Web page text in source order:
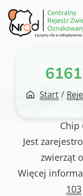
Przejdź
do
treści
Start /
Chip
Jest
zwierząt
Więcej
103